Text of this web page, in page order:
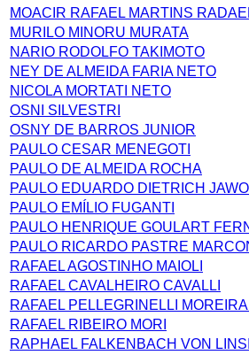
MOACIR RAFAEL MARTINS
MURILO MINORU MURATA
NARIO RODOLFO TAKIMOTO
NEY DE ALMEIDA FARIA NETO
NICOLA MORTATI NETO
OSNI SILVESTRI
OSNY DE BARROS JUNIOR
PAULO CESAR MENEGOTI
PAULO DE ALMEIDA ROCHA
PAULO EDUARDO DIETRICH
PAULO EMÍLIO FUGANTI
PAULO HENRIQUE GOULART
PAULO RICARDO PASTRE
RAFAEL AGOSTINHO MAIOLI
RAFAEL CAVALHEIRO CAVALLI
RAFAEL PELLEGRINELLI
RAFAEL RIBEIRO MORI
RAPHAEL FALKENBACH VON